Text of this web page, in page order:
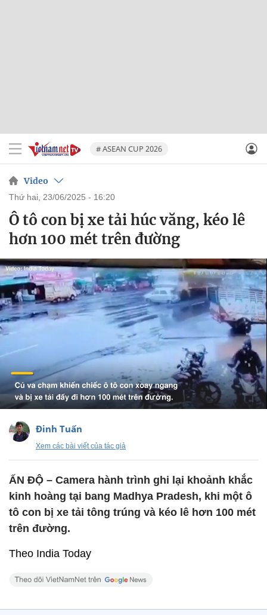
# ASEAN CUP 2026
Video
thứ hai, 23/06/2025 - 16:20
Ô tô con bị xe tải húc văng, kéo lê
hơn 100 mét trên đường
Đinh Tuấn
Xem các bài viết của tác giả
ẤN ĐỘ – Camera hành trình ghi lại khoảnh khắc
kinh hoàng tại bang Madhya Pradesh, khi một ô
tô con bị xe tải tông trúng và kéo lê hơn 100 mét
trên đường.
Theo India Today